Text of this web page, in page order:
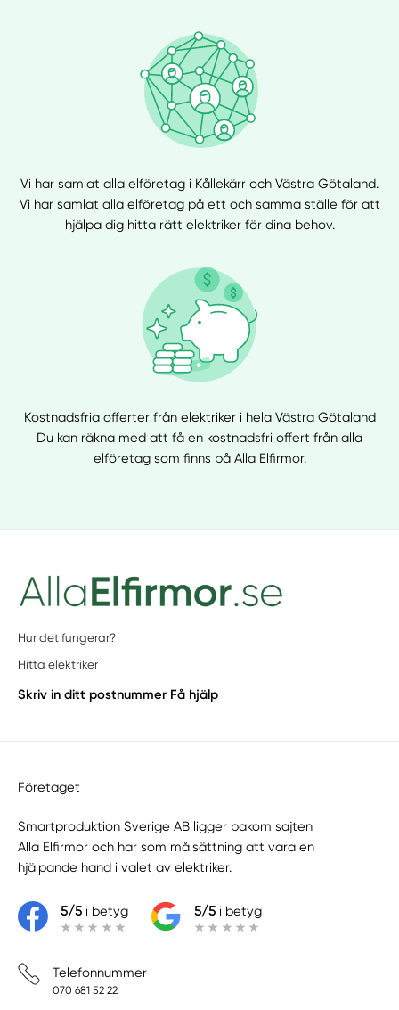
Vi har samlat alla elföretag i Kållekärr och Västra Götaland.
Vi har samlat alla elföretag på ett och samma ställe för att
hjälpa dig hitta rätt elektriker för dina behov.
Kostnadsfria offerter från elektriker i hela Västra Götaland
Du kan räkna med att få en kostnadsfri offert från alla
elföretag som finns på Alla Elfirmor.
Hur det fungerar?
Hitta elektriker
Skriv in ditt postnummer Få hjälp
Företaget
Smartproduktion Sverige AB ligger bakom sajten
Alla Elfirmor och har som målsättning att vara en
hjälpande hand i valet av elektriker.
5/5i betyg 5/5i betyg
Telefonnummer
070 681 52 22